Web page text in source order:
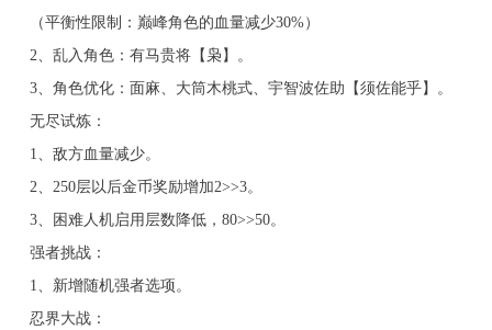
（平衡性限制：巅峰角色的血量减少30%）
2、乱入角色：有马贵将【枭】。
3、角色优化：面麻、大筒木桃式、宇智波佐助【须佐能乎】。
无尽试炼：
1、敌方血量减少。
2、250层以后金币奖励增加2>>3。
3、困难人机启用层数降低，80>>50。
强者挑战：
1、新增随机强者选项。
忍界大战：